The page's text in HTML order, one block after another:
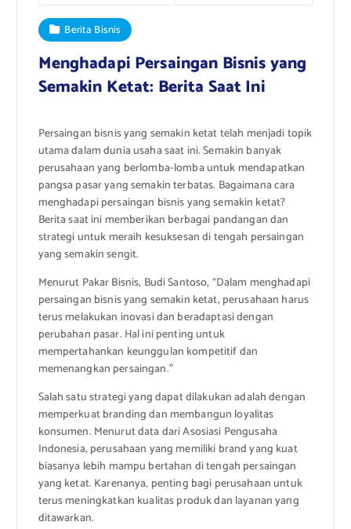
Berita Bisnis
Menghadapi Persaingan Bisnis yang
Semakin Ketat: Berita Saat Ini
Persaingan bisnis yang semakin ketat telah menjadi topik
utama dalam dunia usaha saat ini. Semakin banyak
perusahaan yang berlomba-lomba untuk mendapatkan
pangsa pasar yang semakin terbatas. Bagaimana cara
menghadapi persaingan bisnis yang semakin ketat?
Berita saat ini memberikan berbagai pandangan dan
strategi untuk meraih kesuksesan di tengah persaingan
yang semakin sengit.
Menurut Pakar Bisnis, Budi Santoso, “Dalam menghadapi
persaingan bisnis yang semakin ketat, perusahaan harus
terus melakukan inovasi dan beradaptasi dengan
perubahan pasar. Hal ini penting untuk
mempertahankan keunggulan kompetitif dan
memenangkan persaingan.”
Salah satu strategi yang dapat dilakukan adalah dengan
memperkuat branding dan membangun loyalitas
konsumen. Menurut data dari Asosiasi Pengusaha
Indonesia, perusahaan yang memiliki brand yang kuat
biasanya lebih mampu bertahan di tengah persaingan
yang ketat. Karenanya, penting bagi perusahaan untuk
terus meningkatkan kualitas produk dan layanan yang
ditawarkan.